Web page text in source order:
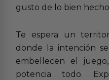
gusto de lo bien
Te espera un
donde la intención
embellecen el
potencia todo.